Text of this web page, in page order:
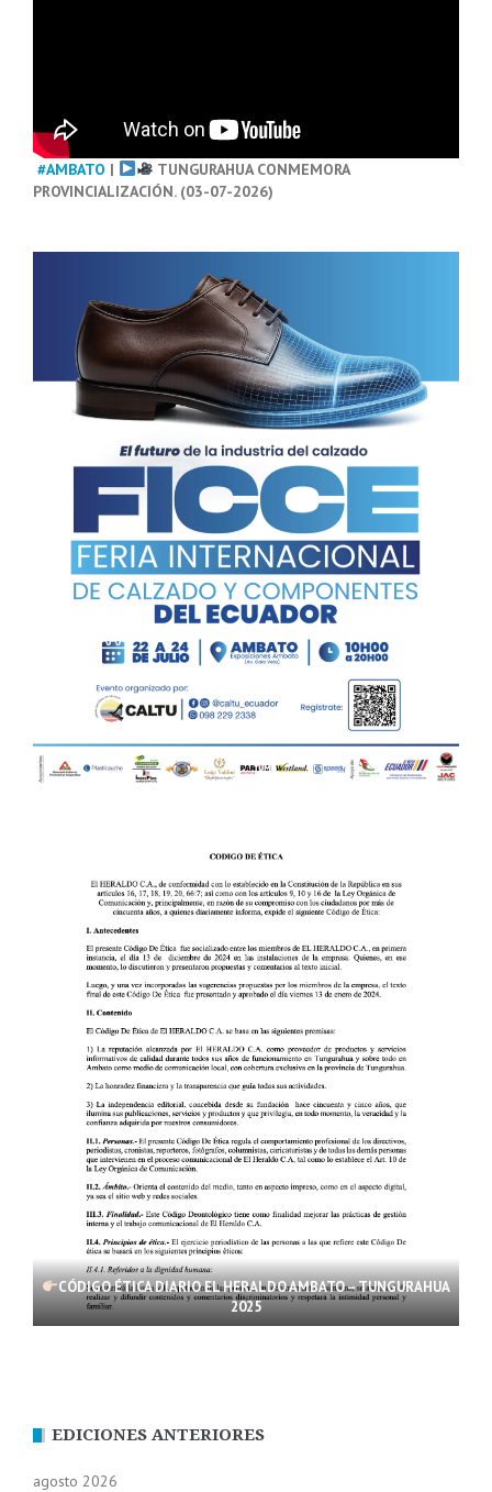
#AMBATO |
TUNGURAHUA CONMEMORA
PROVINCIALIZACIÓN. (03-07-2026)
CÓDIGO ÉTICA DIARIO EL HERALDO AMBATO – TUNGURAHUA
2025
EDICIONES ANTERIORES
agosto 2026